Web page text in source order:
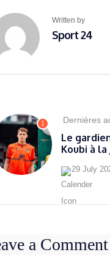
Written by
Sport 24
1 Dernières
Le
Koubi à la
29 July
a Comment